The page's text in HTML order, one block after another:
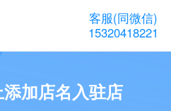
客服(同微信)
15320418221
加店名入驻店